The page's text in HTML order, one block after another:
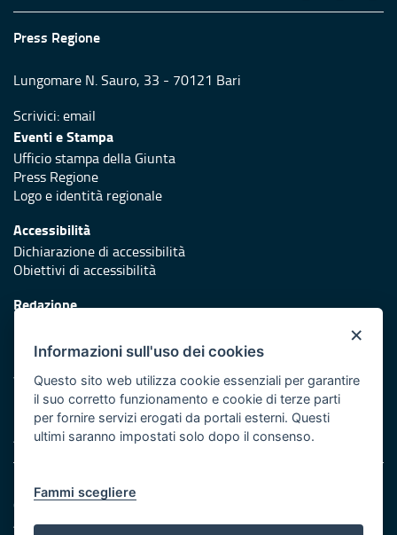
Press Regione
Lungomare N. Sauro, 33 - 70121 Bari
Scrivici:email
Eventi e Stampa
Ufficio stampa della Giunta
Press Regione
Logo e identità regionale
Accessibilità
Dichiarazione di accessibilità
Obiettivi di accessibilità
Redazione
Protezione civile
Vai al sito di Protezione Civile Puglia
Iniziativa finanziata con risorse del POR Puglia 2014/2020 -
Asse XI
Note legali
Cookie e privacy
Amministrazione trasparente
×
Informazioni sull'uso dei cookies
Questo sito web utilizza cookie essenziali per garantire
il suo corretto funzionamento e cookie di terze parti
per fornire servizi erogati da portali esterni. Questi
ultimi saranno impostati solo dopo il consenso.
Fammi scegliere